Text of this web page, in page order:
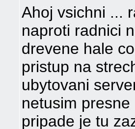
Ahoj vsichni ...
naproti radnici
drevene hale
pristup na
ubytovani
netusim
pripade je tu